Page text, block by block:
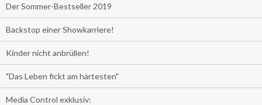
Der Sommer-Bestseller 2019
Backstop einer Showkarriere!
Kinder nicht anbrüllen!
"Das Leben fickt am härtesten"
Media Control exklusiv: